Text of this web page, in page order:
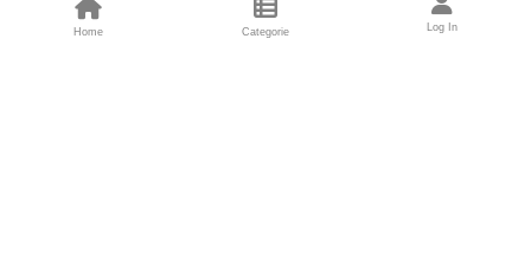
Home Categorie Log In